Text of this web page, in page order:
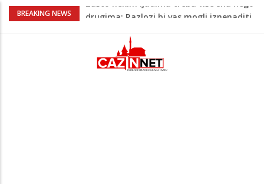
BREAKING NEWS
Barbarez o igračima iz dijaspore: Da su
"birali", a ne pripadali
Cazin: Bećirović i Ogrešević otvorili Muzej
„Kuća Nurije Pozderca“